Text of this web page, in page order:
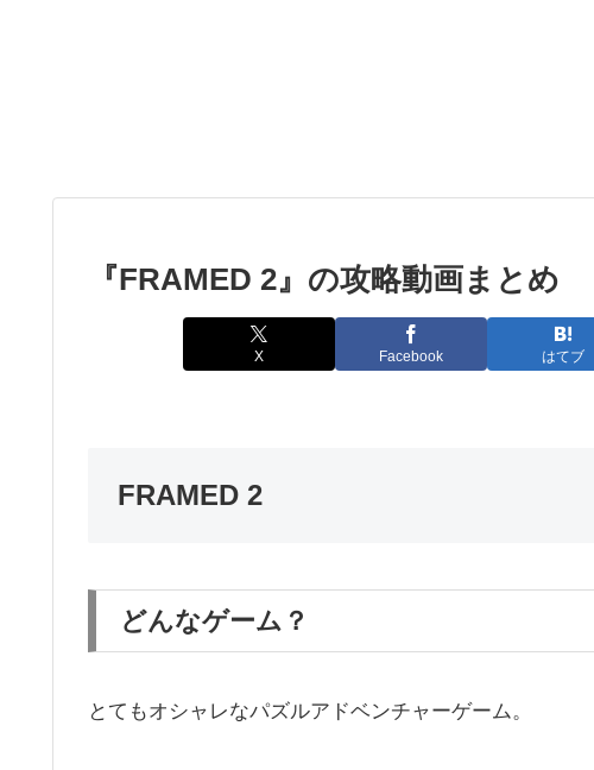
『FRAMED 2』の攻略動画まとめ
X Facebook はてブ
FRAMED 2
どんなゲーム？
とてもオシャレなパズルアドベンチャーゲーム。